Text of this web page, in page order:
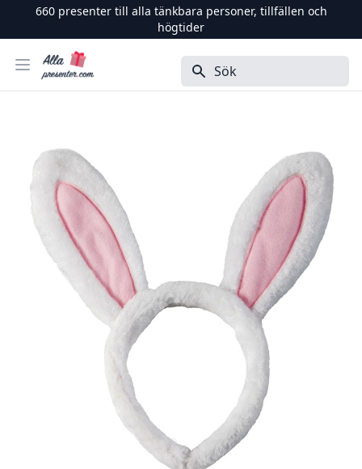
660presenter till alla tänkbara personer, tillfällen och
högtider
Öppna menyn
Alla Presenter Sök